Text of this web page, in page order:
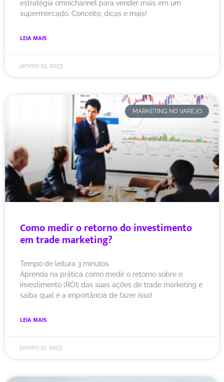
estratégia omnichannel para vender mais em um
supermercado. Conceito, dicas e mais!
LEIA MAIS
janeiro 19, 2023
MARKETING NO VAREJO
Como medir o retorno do investimento
em trade marketing?
Tempo de leitura 3 minutos
Aprenda na prática como medir o retorno sobre o
investimento (ROI) das suas ações de trade marketing e
saiba qual é a importância de fazer isso!
LEIA MAIS
janeiro 12, 2023